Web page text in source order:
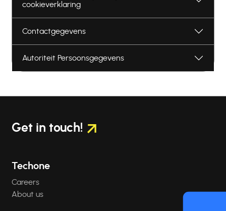
cookieverklaring
Contactgegevens
Autoriteit Persoonsgegevens
Get in touch!
Techone
Careers
About us